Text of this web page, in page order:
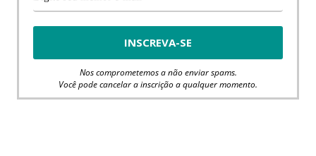
Nos comprometemos a não enviar spams.
Você pode cancelar a inscrição a qualquer momento.